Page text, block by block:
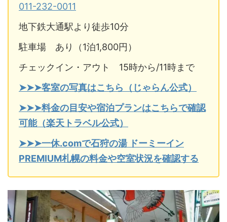
011-232-0011
地下鉄大通駅より徒歩10分
駐車場 あり（1泊1,800円）
チェックイン・アウト 15時から/11時まで
➤➤➤客室の写真はこちら（じゃらん公式）
➤➤➤料金の目安や宿泊プランはこちらで確認
可能（楽天トラベル公式）
➤➤➤一休.comで石狩の湯 ドーミーイン
PREMIUM札幌の料金や空室状況を確認する